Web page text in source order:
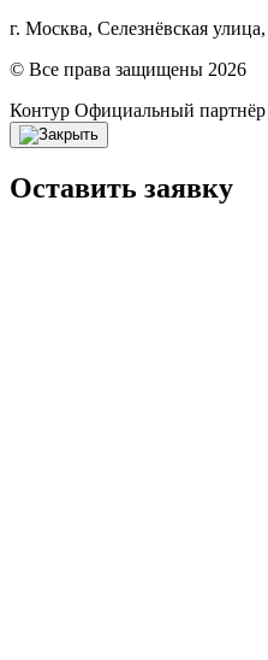
г. Москва, Селезнёвская
© Все права защищены 2026
Контур Официальный партнёр
Оставить заявку